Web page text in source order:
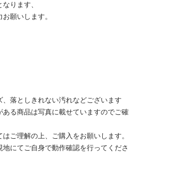
ります、
願いします。
、落としきれない汚れなどございます
ある商品は写真に載せていますのでご確
ご理解の上、ご購入をお願いします。
にてご自身で動作確認を行ってくださ